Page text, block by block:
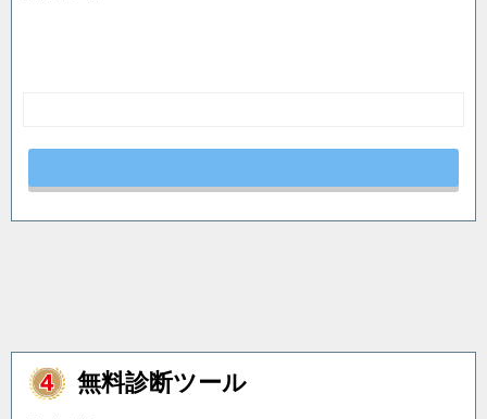
無料診断ツール